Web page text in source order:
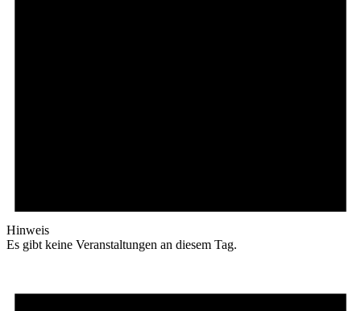
Hinweis
Es gibt keine Veranstaltungen an diesem Tag.